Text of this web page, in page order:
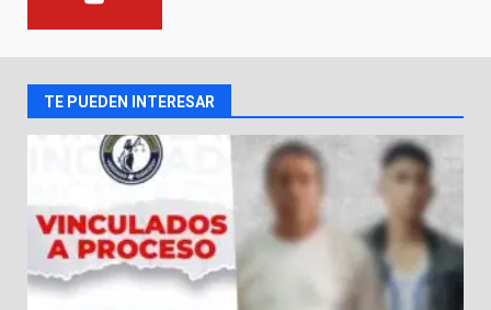
2
Lesiona a un Trabajador de
Linteck
8 de agosto de 2026
Aprender jugando también salva
vidas.
TE PUEDEN INTERESAR